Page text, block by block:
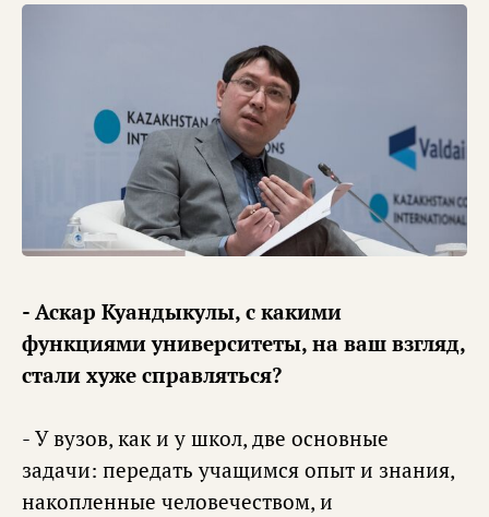
- Аскар Куандыкулы, с какими
функциями университеты, на ваш взгляд,
стали хуже справляться?
- У вузов, как и у школ, две основные
задачи: передать учащимся опыт и знания,
накопленные человечеством, и